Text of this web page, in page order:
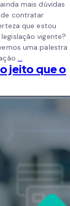
mais dúvidas
contratar
que estou
vigente?
uma palestra
…
jeito que o